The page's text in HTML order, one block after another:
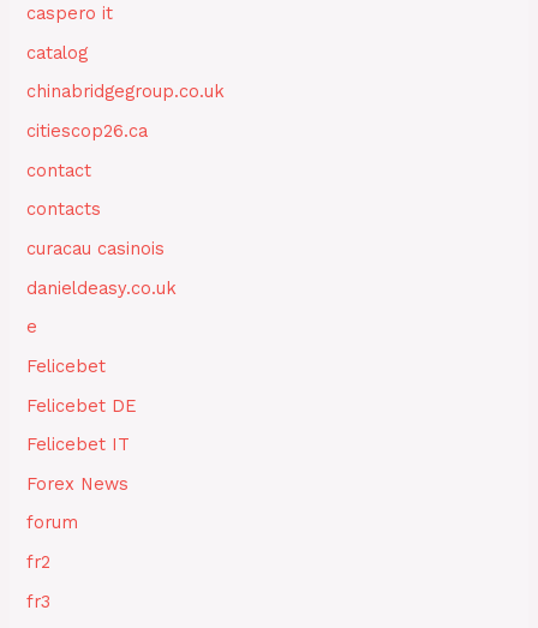
caspero it
catalog
chinabridgegroup.co.uk
citiescop26.ca
contact
contacts
curacau casinois
danieldeasy.co.uk
e
Felicebet
Felicebet DE
Felicebet IT
Forex News
forum
fr2
fr3